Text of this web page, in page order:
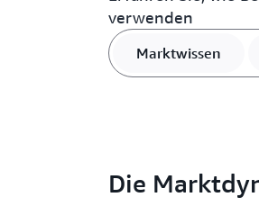
verwenden
Marktwissen
Die